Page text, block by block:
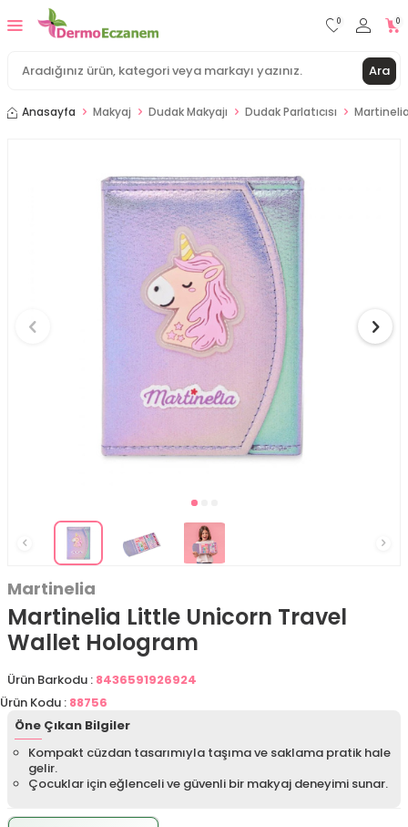
Ara
0 0
Anasayfa Makyaj Dudak Makyajı Dudak Parlatıcısı
Martinelia
Martinelia Little Unicorn Travel
Wallet Hologram
Ürün Barkodu : 8436591926924
Ürün Kodu : 88756
Öne Çıkan Bilgiler
Kompakt cüzdan tasarımıyla taşıma ve saklama pratik hale
gelir.
Çocuklar için eğlenceli ve güvenli bir makyaj deneyimi sunar.